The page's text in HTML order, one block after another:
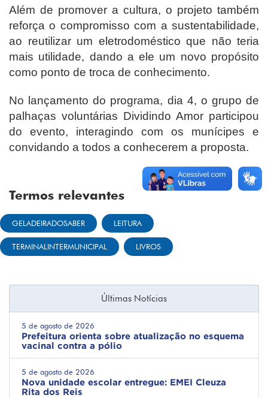
Além de promover a cultura, o projeto também
reforça o compromisso com a sustentabilidade,
ao reutilizar um eletrodoméstico que não teria
mais utilidade, dando a ele um novo propósito
como ponto de troca de conhecimento.
No lançamento do programa, dia 4, o grupo de
palhaças voluntárias Dividindo Amor participou
do evento, interagindo com os munícipes e
convidando a todos a conhecerem a proposta.
Termos relevantes
GELADEIRADOSABER LEITURA
TERMINALINTERMUNICIPAL LIVROS
Últimas Notícias
5 de agosto de 2026
Prefeitura orienta sobre atualização no esquema
vacinal contra a pólio
5 de agosto de 2026
Nova unidade escolar entregue: EMEI Cleuza
Rita dos Reis